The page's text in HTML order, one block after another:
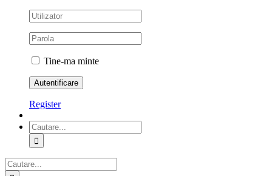
Tine-ma minte
Register
Cautare...
Cautare...